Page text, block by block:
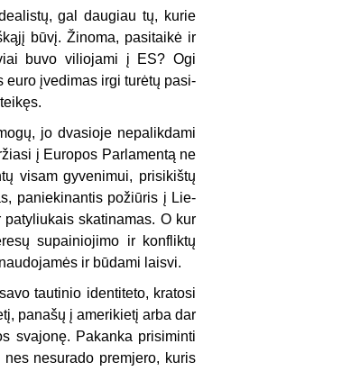
gal daugiau tų, kurie
būvį. Žinoma, pasitaikė ir
buvo viliojami į ES? Ogi
euro įvedimas irgi turėtų pasi­
jo dvasioje nepalikdami
į Europos Parlamentą ne
visam gyvenimui, prisikištų
paniekinantis požiūris į Lie­
skatinamas. O kur
supainiojimo ir konfliktų
ir būdami laisvi.
tau­tinio identiteto, kratosi
panašų į amerikietį arba dar
svajonę. Pakanka prisiminti
nesurado premjero, kuris